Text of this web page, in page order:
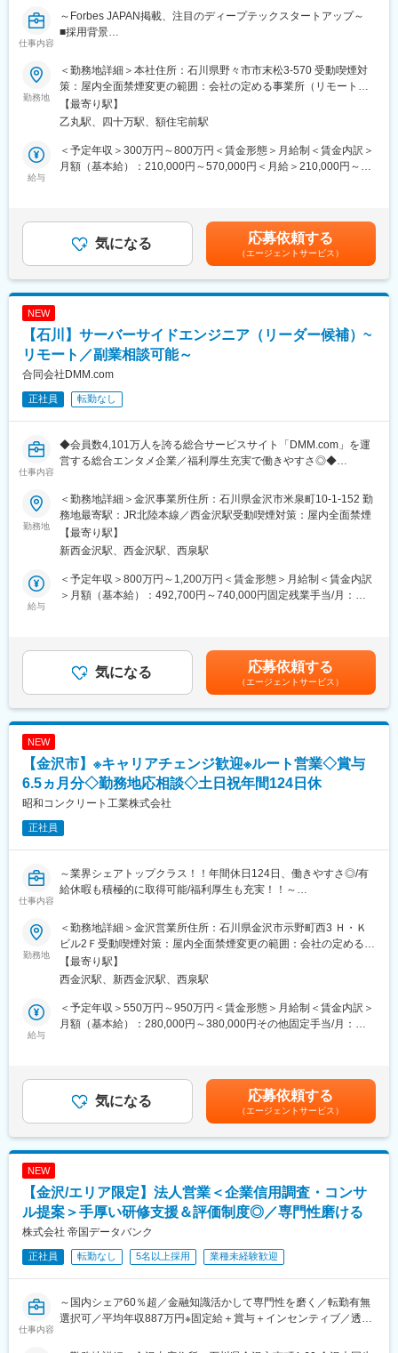
■営業スタイル（新規開拓無し）
し、求められる商材を提案できます。
■評価・インセンティブについて：
成約率は約3割、単価は小口商品で約2,500万円。月2～3件の成約
が目標の目安です。成果は固定給の昇格、賞与、インセンティブ
へ反映。
20代でマネージャー職、年収1000万円程となった実績もあり、金
ACNグループは、オフィスソリューションと不動産事業を展開。
好立地・希少性の高い物件の商品化力と、全国の金融機関との取
仕事内容
～Forbes JAPAN掲載、注目のディープテックスタートアップ～
■採用背景
ローバル市場を本格的に開拓するため、海外事業開発を牽引する
メンバーを募集します。
海外顧客との共同開発、ライセンス、販売、CDMO連携など、
様々なビジネスモデルを構築しながら、将来的には海外事業全体
を統括する部長候補として活躍いただくことを期待しています。
■業務内容
・海外顧客との商談、提案、契約交渉（英語）
・共同開発契約、ライセンス契約、販売契約等のストラクチャリ
・将来的な海外事業組織の立ち上げ・マネジメント
【業務体制】
立案・実行を担います。研究開発部門、生産部門とも日常的にコ
また、契約交渉やアライアンス構築、海外展示会・商談など、社
内外の関係者を巻き込みながらプロジェクトリードも期待しま
ムマネジメントを担っていただくことを期待します。
■出資企業様
・Beyond Next Ventures（社会変革するディープテックVC、複数
・Angel Bridge（世界トップクラスのプロファームにおける経験
を持つVC）
・NEDOディープテックスタートアップ支援事業（2億円）
・農水省SBIRフェーズ3基金（24億円）
勤務地
＜勤務地詳細＞本社住所：石川県野々市市末松3-570 受動喫煙対
策：屋内全面禁煙変更の範囲：会社の定める事業所（リモートワ
ーク含む）
【最寄り駅】
乙丸駅、四十万駅、額住宅前駅
給与
＜予定年収＞300万円～800万円＜賃金形態＞月給制＜賃金内訳＞
月額（基本給）：210,000円～570,000円＜月給＞210,000円～
があります。月給(月額)は固定手当を含めた表記です。
気になる 応募依頼する
（エージェントサービス）
NEW
【石川】サーバーサイドエンジニア（リーダー候補）~
リモート／副業相談可能～
合同会社DMM.com
正社員 転勤なし
仕事内容
◆会員数4,101万人を誇る総合サービスサイト「DMM.com」を運
営する総合エンタメ企業／福利厚生充実で働きやすさ◎◆
ムの クラウド移行・リプレイスという大規模なシステム改修に参
画いただきます。具体的な担当は応募者の適正や希望を鑑みて、
相談しながら決めていきますが、 次のような業務内容を想定して
います。
■職務詳細：
（1）開発/運用サイド：ビジネス要件を考慮したクラウド環境の
・モニタリングとインシデントハンドリング体制の再構築
・高スループットに耐えうるネットワーク/アーキテクチャ設計・
・運用を考慮に入れたバックエンドシステムの実装
・ハウスキーピングのための仕組み化
（2）組織サイド：開発チームの生産性向上を目指した組織づくり
■ポジションの魅力：
求められる環境でのシステム設計、開発から保守運用と幅広い裁
量をもつことができるポジションです。また、プロダクトの性質
上、ステークホルダーが多岐にわたることもあり、ビジネス的な
観点も持った上でプロジェクトを導くことが求められます。
遂したときの達成感は高く、会社への貢献を肌身で感じられるポ
ジションです。
しています。創業から動画配信、 FX、 英会話、 ゲーム、 太陽光
発電、 3Dプリントなど50以上のサービスを展開、また2018年よ
り若手起業家の支援を強化、「DMM VENTURES」による出資や
勤務地
＜勤務地詳細＞金沢事業所住所：石川県金沢市米泉町10-1-152 勤
務地最寄駅：JR北陸本線／西金沢駅受動喫煙対策：屋内全面禁煙
【最寄り駅】
新西金沢駅、西金沢駅、西泉駅
給与
＜予定年収＞800万円～1,200万円＜賃金形態＞月給制＜賃金内訳
＞月額（基本給）：492,700円～740,000円固定残業手当/月：
年収はキャリアやスキルに応じてご相談させて下さいませ。賃金
はあくまでも目安の金額であり、選考を通じて上下する可能性が
あります。月給(月額)は固定手当を含めた表記です。
気になる 応募依頼する
（エージェントサービス）
NEW
【金沢市】※キャリアチェンジ歓迎※ルート営業◇賞与
6.5ヵ月分◇勤務地応相談◇土日祝年間124日休
昭和コンクリート工業株式会社
正社員
仕事内容
～業界シェアトップクラス！！年間休日124日、働きやすさ◎/有
給休暇も積極的に取得可能/福利厚生も充実！！～
★官公庁や大手ゼネコンなどと取引中！地下トンネルや橋などの
建設に必要な自社コンクリート製品の提案を担当★数十億円規模
の大型案件にも関われます
＼扱う商材はシェアトップクラス／
PC（プレストレストコンクリート）構造物の建設をはじめ、コン
クリート二次製品の設計・開発・製造・補修を行う当社の営業と
社等の優良企業に対し製品・技術のPRや提案をします。工事予定
現場を下見に行ったり、設計や現場監督との打合せ等もお任せし
基本エリアで担当が分かれており営業活動をお任せします。
担当のお客様が任されている案件について当社製品をご提案やご
相談などで受注を取りに行きます。
・工事内容や要望をヒアリング
・工事中のフォロー
お客様の予算や納期など聞いたうえで当社がお役に立てるかなど
勤務地
＜勤務地詳細＞金沢営業所住所：石川県金沢市示野町西3 Ｈ・Ｋ
ビル2Ｆ受動喫煙対策：屋内全面禁煙変更の範囲：会社の定める事
業所
【最寄り駅】
西金沢駅、新西金沢駅、西泉駅
給与
＜予定年収＞550万円～950万円＜賃金形態＞月給制＜賃金内訳＞
月額（基本給）：280,000円～380,000円その他固定手当/月：
月）昨年実績 年2回/6.5ヶ月賃金はあくまでも目安の金額であ
り、選考を通じて上下する可能性があります。月給(月額)は固定手
当を含めた表記です。
気になる 応募依頼する
（エージェントサービス）
NEW
【金沢/エリア限定】法人営業＜企業信用調査・コンサ
ル提案＞手厚い研修支援＆評価制度◎／専門性磨ける
株式会社 帝国データバンク
正社員 転勤なし 5名以上採用 業種未経験歓迎
仕事内容
～国内シェア60％超／金融知識活かして専門性を磨く／転勤有無
選択可／平均年収887万円※固定給＋賞与＋インセンティブ／透明
■業務内容：